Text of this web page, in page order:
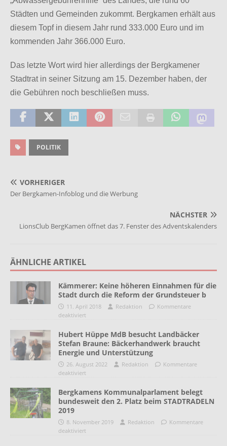
Städten und Gemeinden zukommt. Bergkamen erhält aus
diesem Topf in diesem Jahr rund 333.000 Euro und im
kommenden Jahr 366.000 Euro.
Das letzte Wort wird hier allerdings der Bergkamener
Stadtrat in seiner Sitzung am 15. Dezember haben, der
die Gebühren noch beschließen muss.
POLITIK
VORHERIGER
Der Bergkamen-Infoblog und die Werbung
NÄCHSTER
LionsClub BergKamen öffnet das 7. Fenster des Adventskalenders
ÄHNLICHE ARTIKEL
Kämmerer: Keine höheren Einnahmen für die
Stadt durch die Reform der Grundsteuer b
11. April 2018 Redaktion
Kommentare
deaktiviert
Hubert Hüppe MdB besucht Landbäcker
Stefan Braune: Bäckerhandwerk braucht
Energie und Unterstützung
26. August 2022 Redaktion
Kommentare
deaktiviert
Bergkamens Kommunalparlament belegt
bundesweit den 2. Platz beim STADTRADELN
2019
8. November 2019 Redaktion
Kommentare
deaktiviert